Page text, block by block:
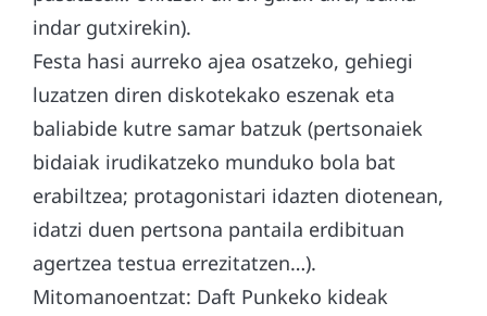
indar gutxirekin).
Festa hasi aurreko ajea osatzeko, gehiegi
luzatzen diren diskotekako eszenak eta
baliabide kutre samar batzuk (pertsonaiek
bidaiak irudikatzeko munduko bola bat
erabiltzea; protagonistari idazten diotenean,
idatzi duen pertsona pantaila erdibituan
agertzea testua errezitatzen…).
Mitomanoentzat: Daft Punkeko kideak